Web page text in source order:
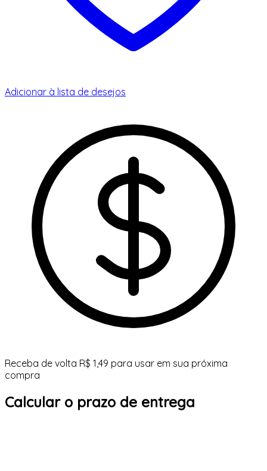
Adicionar à lista de desejos
Receba de volta R$ 1,49 para usar em sua próxima
compra
Calcular o prazo de entrega